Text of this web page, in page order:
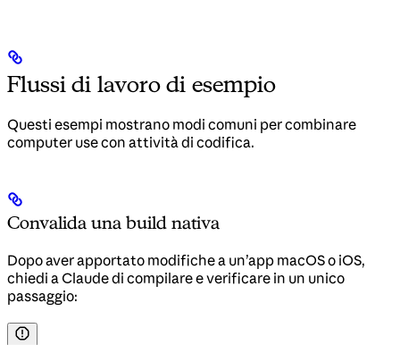
Flussi di lavoro di esempio
Questi esempi mostrano modi comuni per combinare
computer use con attività di codifica.
Convalida una build nativa
Dopo aver apportato modifiche a un’app macOS o iOS,
chiedi a Claude di compilare e verificare in un unico
passaggio: